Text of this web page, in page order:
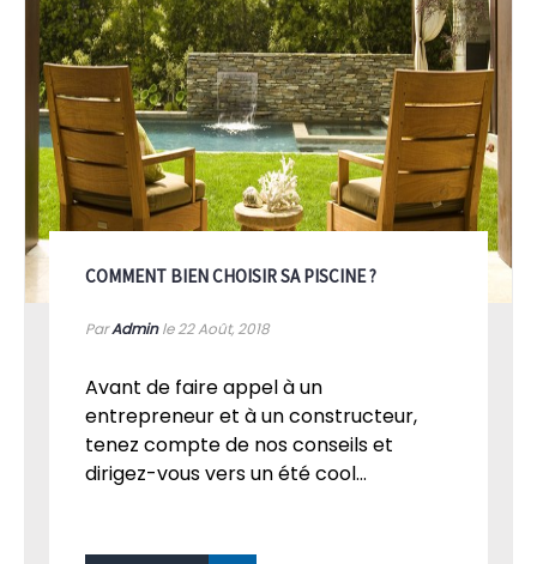
COMMENT BIEN CHOISIR SA PISCINE ?
ParAdminle 22Août, 2018
Avant de faire appel à un
entrepreneur et à un constructeur,
tenez compte de nos conseils et
dirigez-vous vers un été cool...